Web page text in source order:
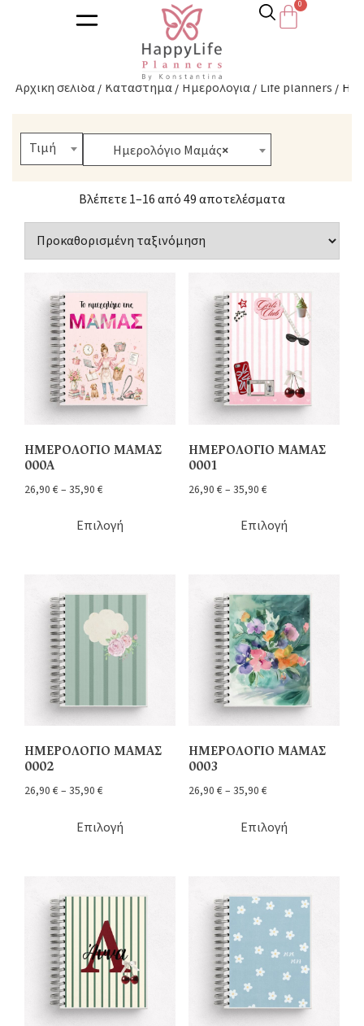
Ημερολόγιο Μαμάς
Αρχική σελίδα/ Κατάστημα/ Ημερολόγια/ Life planners /
Τιμή ×
Ημερολόγιο Μαμάς
Βλέπετε 1–16 από 49 αποτελέσματα
ΗΜΕΡΟΛΟΓΙΟ ΜΑΜΑΣ
000A
26,90 € – 35,90 €
Επιλογή
ΗΜΕΡΟΛΟΓΙΟ ΜΑΜΑΣ
0001
26,90 € – 35,90 €
Επιλογή
ΗΜΕΡΟΛΟΓΙΟ ΜΑΜΑΣ
0002
26,90 € – 35,90 €
Επιλογή
ΗΜΕΡΟΛΟΓΙΟ ΜΑΜΑΣ
0003
26,90 € – 35,90 €
Επιλογή